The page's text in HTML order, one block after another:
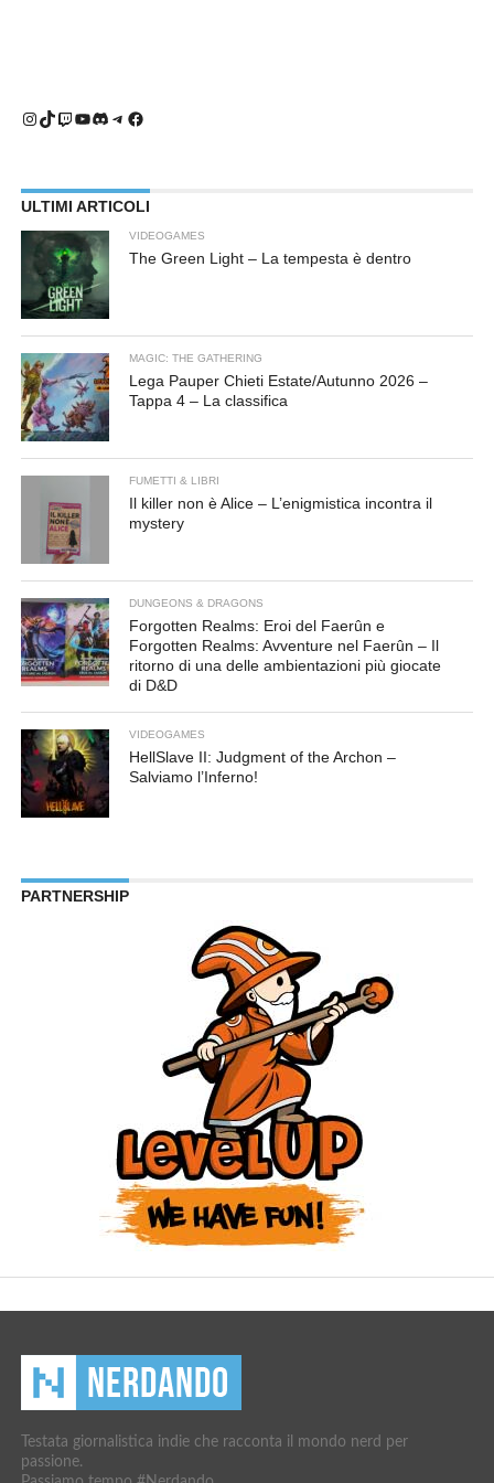
Instagram
TikTok
Twitch
YouTube
Discord
Telegram
Facebook
ULTIMI ARTICOLI
VIDEOGAMES
The Green Light – La tempesta è dentro
MAGIC: THE GATHERING
Lega Pauper Chieti Estate/Autunno 2026 –
Tappa 4 – La classifica
FUMETTI & LIBRI
Il killer non è Alice – L’enigmistica incontra il
mystery
DUNGEONS & DRAGONS
Forgotten Realms: Eroi del Faerûn e
Forgotten Realms: Avventure nel Faerûn – Il
ritorno di una delle ambientazioni più giocate
di D&D
VIDEOGAMES
HellSlave II: Judgment of the Archon –
Salviamo l’Inferno!
PARTNERSHIP
Testata giornalistica indie che racconta il mondo nerd per
passione.